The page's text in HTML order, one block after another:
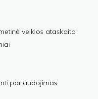
veiklos ataskaita
panaudojimas